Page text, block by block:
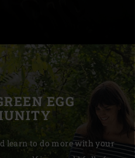
EGG
learn to do more with your